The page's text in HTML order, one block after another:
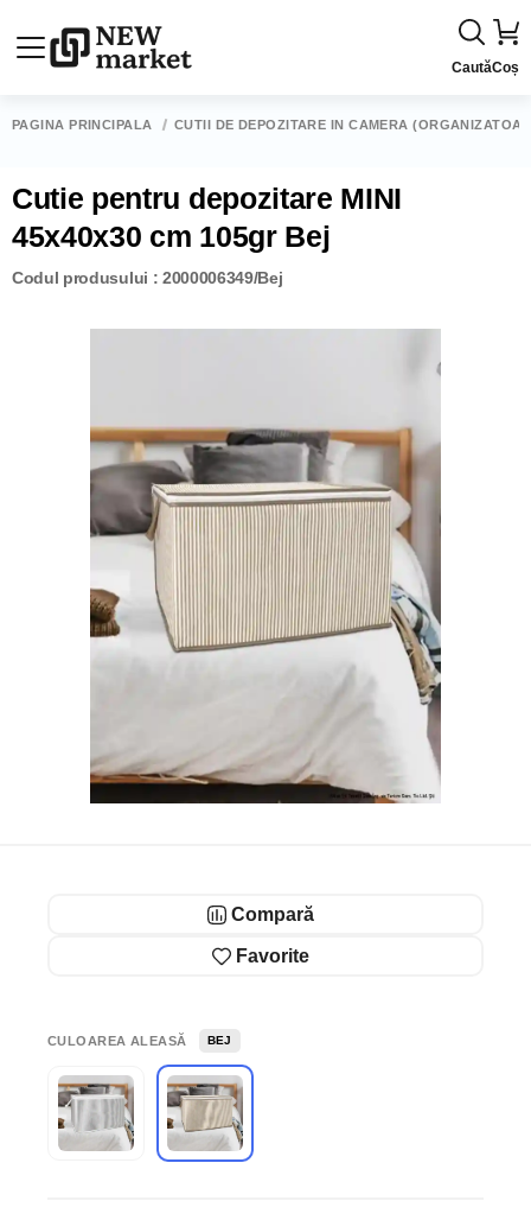
CautăCoș
PAGINA PRINCIPALĂ CUTII DE DEPOZITARE ÎN CAMERĂ
Cutie pentru depozitare MINI
45x40x30 cm 105gr Bej
Codul produsului : 2000006349/Bej
Compară
Favorite
CULOAREA ALEASĂ BEJ